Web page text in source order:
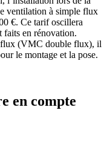
ventilation à simple flux
€. Ce tarif oscillera
faits en rénovation.
flux (VMC double flux), il
le montage et la pose.
en compte